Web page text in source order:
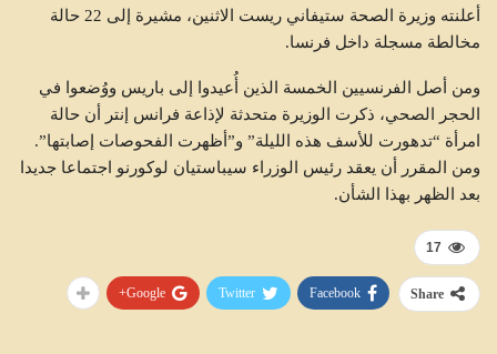
أعلنته وزيرة الصحة ستيفاني ريست الاثنين، مشيرة إلى 22 حالة
مخالطة مسجلة داخل فرنسا.
ومن أصل الفرنسيين الخمسة الذين أُعيدوا إلى باريس ووُضعوا في
الحجر الصحي، ذكرت الوزيرة متحدثة لإذاعة فرانس إنتر أن حالة
امرأة “تدهورت للأسف هذه الليلة” و”أظهرت الفحوصات إصابتها”.
ومن المقرر أن يعقد رئيس الوزراء سيباستيان لوكورنو اجتماعا جديدا
بعد الظهر بهذا الشأن.
17
Share
Facebook
Twitter
Google+